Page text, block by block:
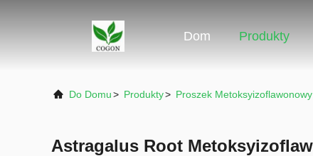
Dom Produkty
Do Domu> Produkty> Proszek Metoksyizoflawonowy
Astragalus Root